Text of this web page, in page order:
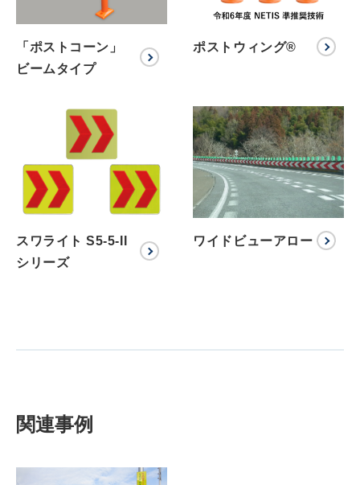
「ポストコーン」
ビームタイプ
ポストウィング®
スワライト S5-5-II
シリーズ
ワイドビューアロー
関連事例